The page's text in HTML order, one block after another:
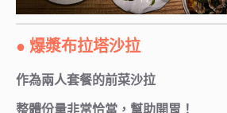
● 爆漿布拉塔沙拉
作為兩人套餐的前菜沙拉
整體份量非常恰當，幫助開胃！